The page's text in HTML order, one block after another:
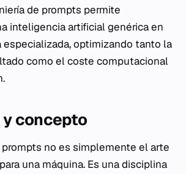
de prompts permite
inteligencia artificial genérica en
especializada, optimizando tanto la
como el coste computacional
concepto
prompts no es simplemente el arte
una máquina. Es una disciplina